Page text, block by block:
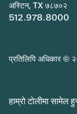
अस्टिन, TX ७८७०२
512.978.8000
प्रतिलिपि अधिकार ©
हाम्रो टोलीमा सामेल